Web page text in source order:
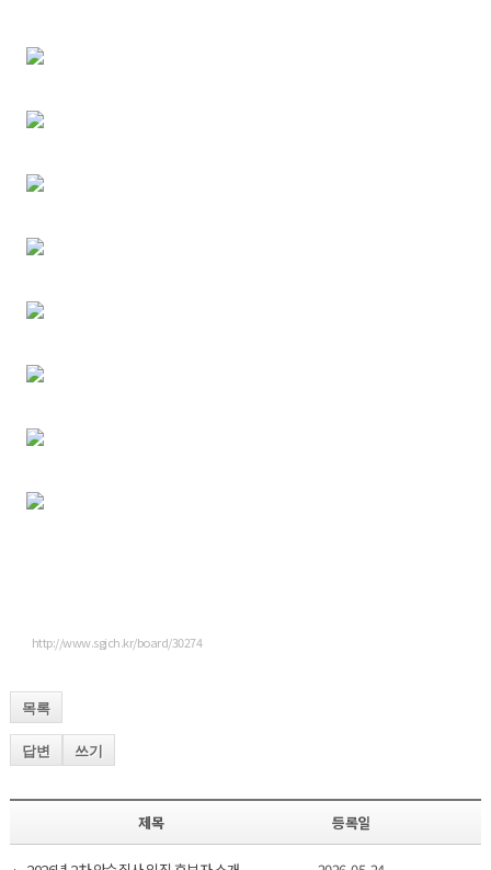
http://www.sgjch.kr/board/30274
목록
답변 쓰기
제목 등록일